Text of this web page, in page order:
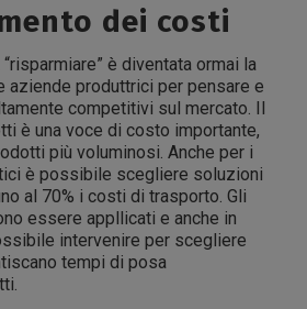
dei costi
è diventata ormai la
aziende produttrici per pensare e
competitivi sul mercato. Il
è una voce di costo importante,
più voluminosi. Anche per i
è possibile scegliere soluzioni
al 70% i costi di trasporto. Gli
essere appllicati e anche in
intervenire per scegliere
tempi di posa